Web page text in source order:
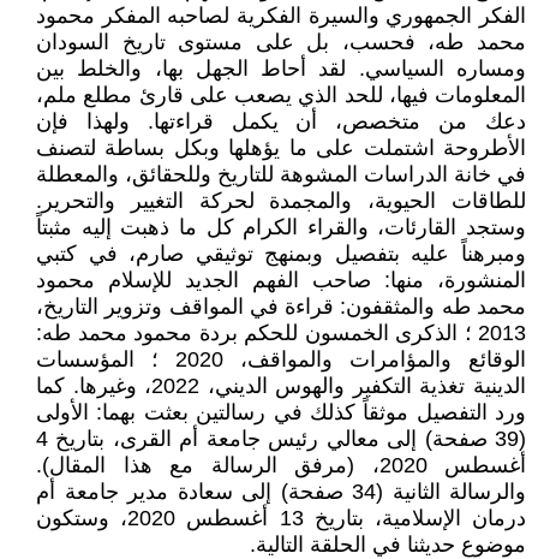
الفكر الجمهوري والسيرة الفكرية لصاحبه المفكر محمود
محمد طه، فحسب، بل على مستوى تاريخ السودان
ومساره السياسي. لقد أحاط الجهل بها، والخلط بين
المعلومات فيها، للحد الذي يصعب على قارئ مطلع ملم،
دعك من متخصص، أن يكمل قراءتها. ولهذا فإن
الأطروحة اشتملت على ما يؤهلها وبكل بساطة لتصنف
في خانة الدراسات المشوهة للتاريخ وللحقائق، والمعطلة
للطاقات الحيوية، والمجمدة لحركة التغيير والتحرير.
وستجد القارئات، والقراء الكرام كل ما ذهبت إليه مثبتاً
ومبرهناً عليه بتفصيل وبمنهج توثيقي صارم، في كتبي
المنشورة، منها: صاحب الفهم الجديد للإسلام محمود
محمد طه والمثقفون: قراءة في المواقف وتزوير التاريخ،
2013 ؛ الذكرى الخمسون للحكم بردة محمود محمد طه:
الوقائع والمؤامرات والمواقف، 2020 ؛ المؤسسات
الدينية تغذية التكفير والهوس الديني، 2022، وغيرها. كما
ورد التفصيل موثقاً كذلك في رسالتين بعثت بهما: الأولى
(39 صفحة) إلى معالي رئيس جامعة أم القرى، بتاريخ 4
أغسطس 2020، (مرفق الرسالة مع هذا المقال).
والرسالة الثانية (34 صفحة) إلى سعادة مدير جامعة أم
درمان الإسلامية، بتاريخ 13 أغسطس 2020، وستكون
موضوع حديثنا في الحلقة التالية.